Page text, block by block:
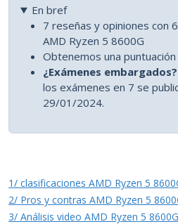
En bref
7 reseñas y opiniones con
AMD Ryzen 5 8600G
Obtenemos una
¿Exámenes embargados?
los exámenes en 7 se
29/01/2024.
1/ clasificaciones AMD Ryzen 5
2/ Pros y contras AMD Ryzen 5
3/ Análisis video AMD Ryzen 5 8600G